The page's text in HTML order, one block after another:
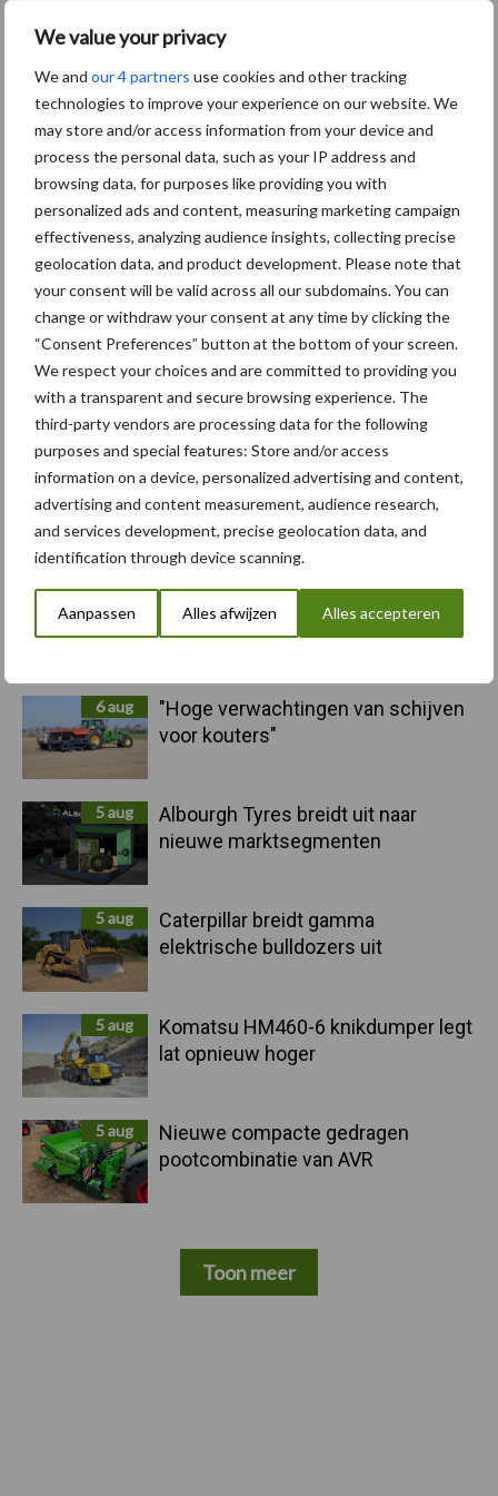
We value your privacy
We and our 4 partners use cookies and other tracking
technologies to improve your experience on our website. We
may store and/or access information from your device and
process the personal data, such as your IP address and
browsing data, for purposes like providing you with
personalized ads and content, measuring marketing campaign
effectiveness, analyzing audience insights, collecting precise
geolocation data, and product development. Please note that
your consent will be valid across all our subdomains. You can
change or withdraw your consent at any time by clicking the
“Consent Preferences” button at the bottom of your screen.
We respect your choices and are committed to providing you
with a transparent and secure browsing experience. The
third-party vendors are processing data for the following
purposes and special features: Store and/or access
information on a device, personalized advertising and content,
advertising and content measurement, audience research,
and services development, precise geolocation data, and
identification through device scanning.
Aanpassen Alles afwijzen Alles accepteren
Primaire
Sidebar
Recent nieuws Partner nieuws
6 aug
"Hoge verwachtingen van schijven
voor kouters"
5 aug
Albourgh Tyres breidt uit naar
nieuwe marktsegmenten
5 aug
Caterpillar breidt gamma
elektrische bulldozers uit
5 aug
Komatsu HM460-6 knikdumper legt
lat opnieuw hoger
5 aug
Nieuwe compacte gedragen
pootcombinatie van AVR
Toon meer
Caterpillar breidt gamma
elektrische bulldozers uit
Themapagina's
Bemesting Gewas & ruwvoer Loonwerk
Compost Dierlijke mest
Toon meer